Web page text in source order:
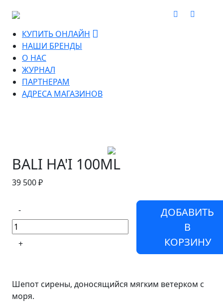
КУПИТЬ ОНЛАЙН
НАШИ БРЕНДЫ
О НАС
ЖУРНАЛ
ПАРТНЕРАМ
АДРЕСА МАГАЗИНОВ
BALI HA'I 100ML
39 500 ₽
-
+
ДОБАВИТЬ
В
КОРЗИНУ
Шепот сирены, доносящийся мягким ветерком с
моря.